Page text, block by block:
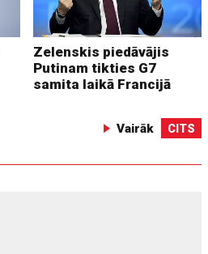
Zelenskis piedāvājis
Putinam tikties G7
samita laikā Francijā
Vairāk CITS